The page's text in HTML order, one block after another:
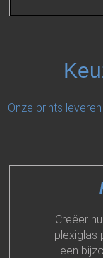
Onze prints
Creëer
plexiglas
een